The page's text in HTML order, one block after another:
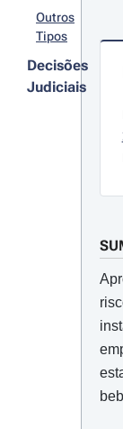
Outros
Tipos
Decisões
Judiciais